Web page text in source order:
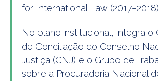
for International Law
No plano institucional, integra o
de Conciliação do Conselho
Justiça (CNJ) e o Grupo de
sobre a Procuradoria Nacional